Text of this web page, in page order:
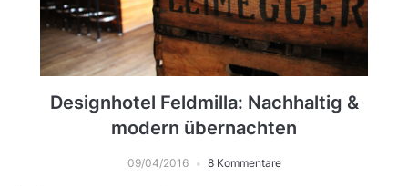
Designhotel Feldmilla: Nachhaltig &
modern übernachten
09/04/2016 8 Kommentare